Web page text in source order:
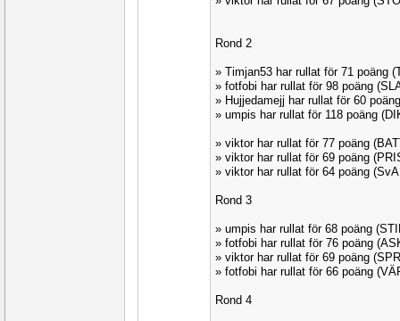
Rond 2
» Timjan53 har rullat för 71 poäng
» fotfobi har rullat för 98 poäng
» Hujjedamejj har rullat för 60
» umpis har rullat för 118 poäng
» viktor har rullat för 77 poäng
» viktor har rullat för 69 poäng
» viktor har rullat för 64 poäng
Rond 3
» umpis har rullat för 68 poäng
» fotfobi har rullat för 76 poäng
» viktor har rullat för 69 poäng
» fotfobi har rullat för 66 poäng
Rond 4